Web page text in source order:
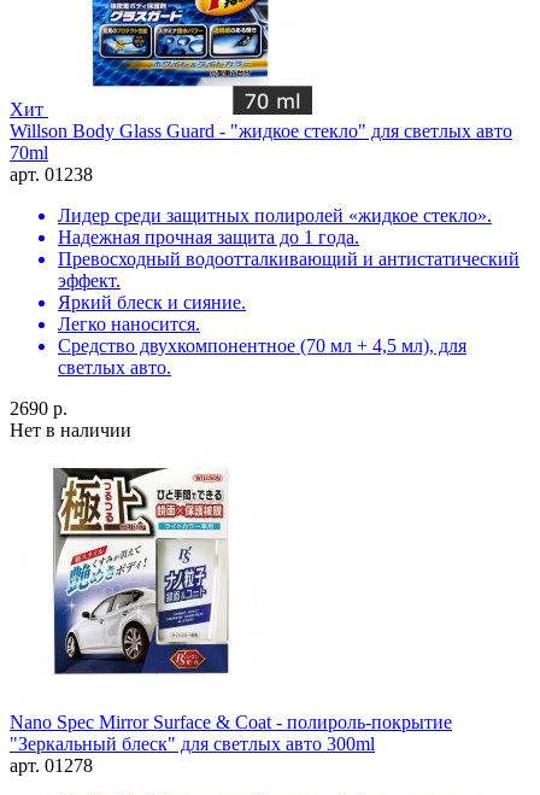
Хит
Willson Body Glass Guard - "жидкое стекло" для светлых авто
70ml
арт. 01238
Лидер среди защитных полиролей «жидкое стекло».
Надежная прочная защита до 1 года.
Превосходный водоотталкивающий и антистатический
эффект.
Яркий блеск и сияние.
Легко наносится.
Средство двухкомпонентное (70 мл + 4,5 мл), для
светлых авто.
2690 р.
Нет в наличии
Nano Spec Mirror Surface & Coat - полироль-покрытие
"Зеркальный блеск" для светлых авто 300ml
арт. 01278